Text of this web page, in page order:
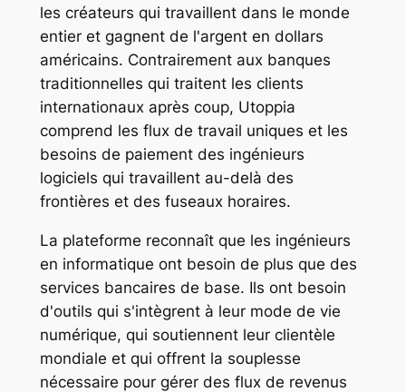
les créateurs qui travaillent dans le monde
entier et gagnent de l'argent en dollars
américains. Contrairement aux banques
traditionnelles qui traitent les clients
internationaux après coup, Utoppia
comprend les flux de travail uniques et les
besoins de paiement des ingénieurs
logiciels qui travaillent au-delà des
frontières et des fuseaux horaires.
La plateforme reconnaît que les ingénieurs
en informatique ont besoin de plus que des
services bancaires de base. Ils ont besoin
d'outils qui s'intègrent à leur mode de vie
numérique, qui soutiennent leur clientèle
mondiale et qui offrent la souplesse
nécessaire pour gérer des flux de revenus